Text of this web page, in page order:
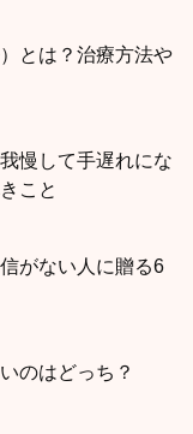
とは？治療方法や
慢して手遅れにな
こと
がない人に贈る6
のはどっち？